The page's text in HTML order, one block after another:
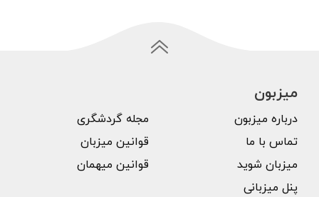
میزبون
درباره میزبون
تماس با ما
میزبان شوید
پنل میزبانی
مجله گردشگری
قوانین میزبان
قوانین میهمان